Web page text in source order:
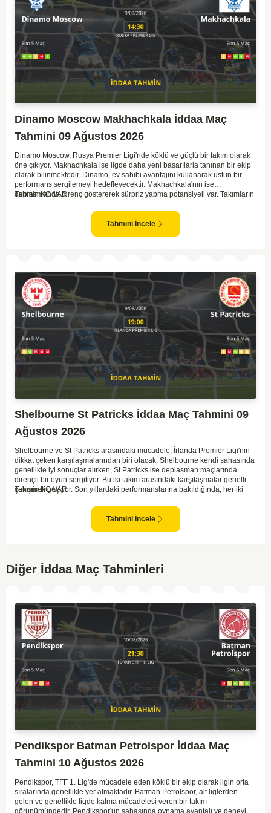
Dinamo Moscow Makhachkala İddaa Maç
Tahmini 09 Ağustos 2026
Dinamo Moscow, Rusya Premier Ligi'nde köklü ve güçlü bir takım olarak
öne çıkıyor. Makhachkala ise ligde daha yeni başarılarla tanınan bir ekip
olarak bilinmektedir. Dinamo, ev sahibi avantajını kullanarak üstün bir
performans sergilemeyi hedefleyecektir. Makhachkala'nın ise
deplasmanda direnç göstererek sürpriz yapma potansiyeli var. Takımların
karşılıklı goller izleyebileceğimiz bir mücadele olası görünüyor. Taktiksel
açıdan dengeli bir maç olması beklenirken, seyir zevki yüksek bir
karşılaşma bizleri bekliyor.
Tahmin KG VAR
Tahmini İncele
Shelbourne St Patricks İddaa Maç Tahmini 09
Ağustos 2026
Shelbourne ve St Patricks arasındaki mücadele, İrlanda Premier Ligi'nin
dikkat çeken karşılaşmalarından biri olacak. Shelbourne kendi sahasında
genellikle iyi sonuçlar alırken, St Patricks ise deplasman maçlarında
dirençli bir oyun sergiliyor. Bu iki takım arasındaki karşılaşmalar genellikle
çekişmeli geçiyor. Son yıllardaki performanslarına bakıldığında, her iki
bozulmayabilir ancak her iki takım da gol atmak için fırsatlar arayacaktır.
İki tarafın da savunmada dikkatli olması maçın sonucunu belirleyecek.
Tahmin KG VAR
Tahmini İncele
Diğer İddaa Maç Tahminleri
Pendikspor Batman Petrolspor İddaa Maç
Tahmini 10 Ağustos 2026
Pendikspor, TFF 1. Lig'de mücadele eden köklü bir ekip olarak ligin orta
sıralarında genellikle yer almaktadır. Batman Petrolspor, alt liglerden
gelen ve genellikle ligde kalma mücadelesi veren bir takım
görünümündedir. Pendikspor'un sahasında oynama avantajı ve deneyimi,